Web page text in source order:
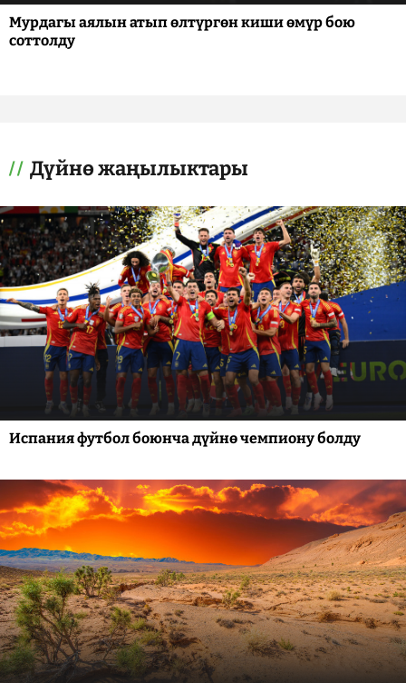
Мурдагы аялын атып өлтүргөн киши өмүр бою
соттолду
Дүйнө жаңылыктары
Испания футбол боюнча дүйнө чемпиону болду